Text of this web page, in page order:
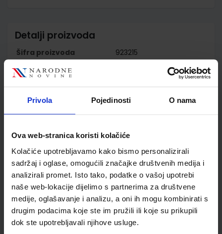
Privola Pojedinosti O nama
Ova web-stranica koristi kolačiće
Kolačiće upotrebljavamo kako bismo personalizirali
sadržaj i oglase, omogućili značajke društvenih medija i
analizirali promet. Isto tako, podatke o vašoj upotrebi
naše web-lokacije dijelimo s partnerima za društvene
medije, oglašavanje i analizu, a oni ih mogu kombinirati s
drugim podacima koje ste im pružili ili koje su prikupili
dok ste upotrebljavali njihove usluge.
Detalji proizvoda
Šifra proizvoda
923215
Nakladnik
ŠKOLSKA KNJIGA d.d.
Školski razred
80 VIŠE RAZREDA SŠ
Vrsta škole
3 STRUKOVNA
Reg br min
2182